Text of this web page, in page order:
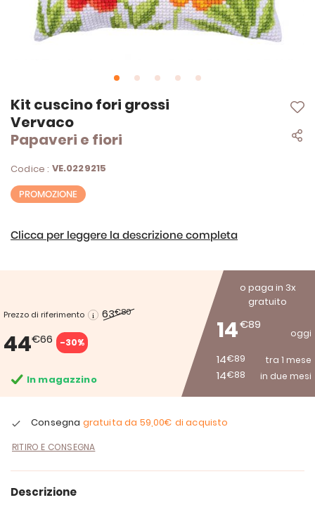
Kit cuscino fori grossi
Vervaco
Papaveri e fiori
Codice : VE.0229215
PROMOZIONE
Clicca per leggere la descrizione completa
Prezzo di riferimento 63€80
44€66 -30%
o paga in 3x
gratuito
14€89
oggi
14€89 tra 1 mese
14€88 in due mesi
In magazzino
Consegna gratuita da 59,00€ di acquisto
RITIRO E CONSEGNA
Vai
all'inizio
della
galleria
immagini
Descrizione